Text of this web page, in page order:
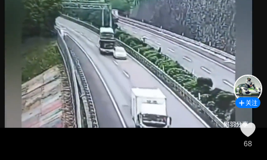
关注
68